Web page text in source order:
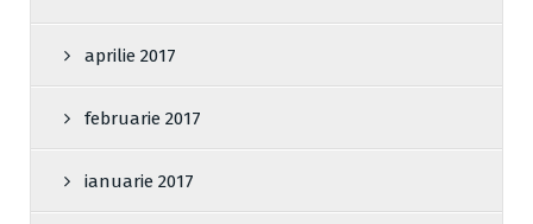
aprilie 2017
februarie 2017
ianuarie 2017